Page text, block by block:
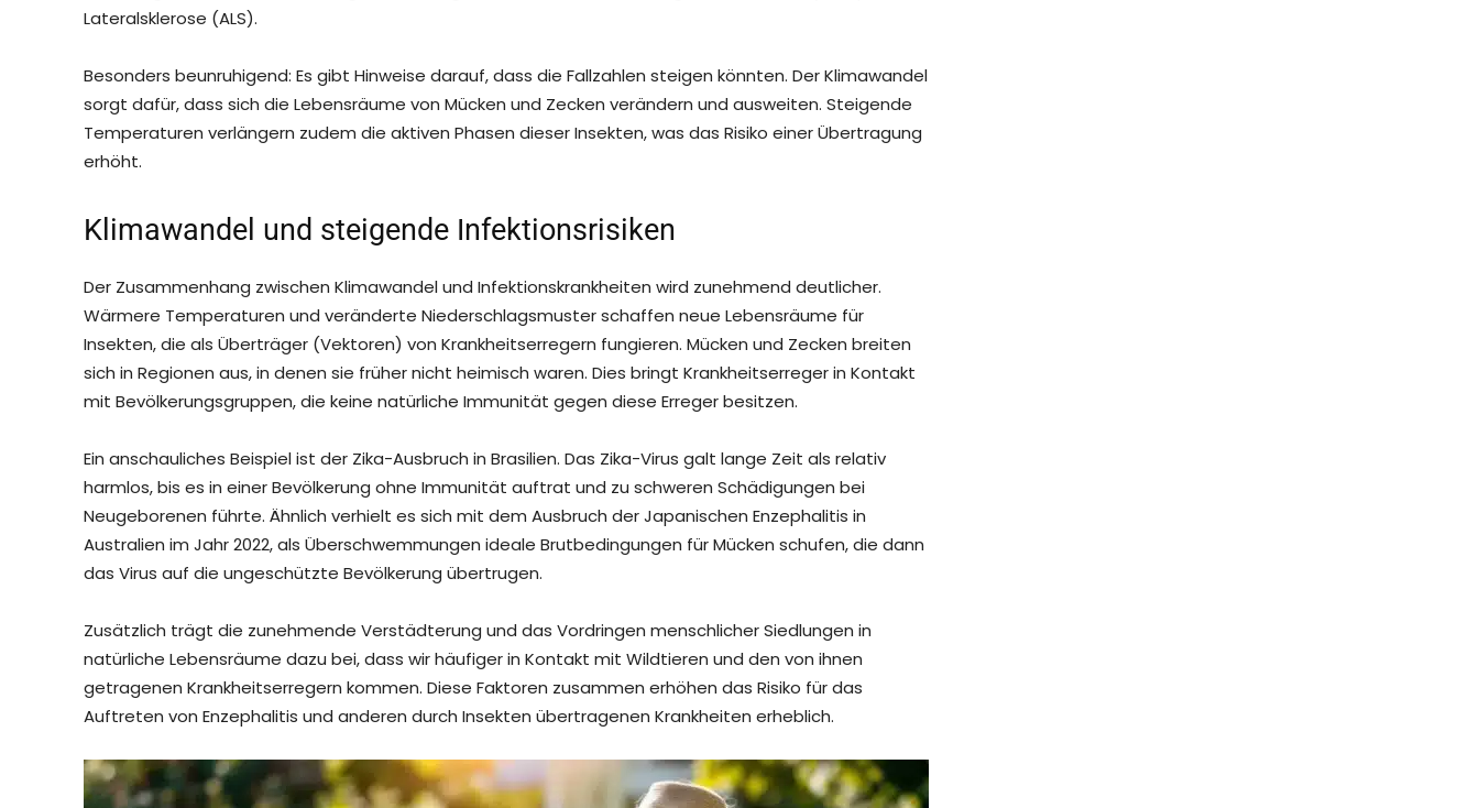
Lateralsklerose (ALS).
Besonders beunruhigend: Es gibt Hinweise darauf, dass die Fallzahlen steigen könnten. Der Klimawandel
sorgt dafür, dass sich die Lebensräume von Mücken und Zecken verändern und ausweiten. Steigende
Temperaturen verlängern zudem die aktiven Phasen dieser Insekten, was das Risiko einer Übertragung
erhöht.
Klimawandel und steigende Infektionsrisiken
Der Zusammenhang zwischen Klimawandel und Infektionskrankheiten wird zunehmend deutlicher.
Wärmere Temperaturen und veränderte Niederschlagsmuster schaffen neue Lebensräume für
Insekten, die als Überträger (Vektoren) von Krankheitserregern fungieren. Mücken und Zecken breiten
sich in Regionen aus, in denen sie früher nicht heimisch waren. Dies bringt Krankheitserreger in Kontakt
mit Bevölkerungsgruppen, die keine natürliche Immunität gegen diese Erreger besitzen.
Ein anschauliches Beispiel ist der Zika-Ausbruch in Brasilien. Das Zika-Virus galt lange Zeit als relativ
harmlos, bis es in einer Bevölkerung ohne Immunität auftrat und zu schweren Schädigungen bei
Neugeborenen führte. Ähnlich verhielt es sich mit dem Ausbruch der Japanischen Enzephalitis in
Australien im Jahr 2022, als Überschwemmungen ideale Brutbedingungen für Mücken schufen, die dann
das Virus auf die ungeschützte Bevölkerung übertrugen.
Zusätzlich trägt die zunehmende Verstädterung und das Vordringen menschlicher Siedlungen in
natürliche Lebensräume dazu bei, dass wir häufiger in Kontakt mit Wildtieren und den von ihnen
getragenen Krankheitserregern kommen. Diese Faktoren zusammen erhöhen das Risiko für das
Auftreten von Enzephalitis und anderen durch Insekten übertragenen Krankheiten erheblich.